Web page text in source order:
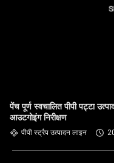
पेंच पूर्ण स्वचालित पीपी पट्टा
आउटगोइंग निरीक्षण
पीपी स्ट्रैप उत्पादन लाइन